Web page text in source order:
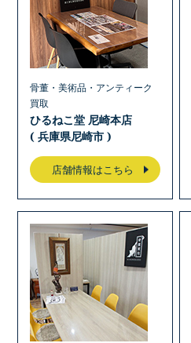
骨董・美術品・アンティーク
買取
ひるねこ堂 尼崎本店
( 兵庫県尼崎市 )
店舗情報はこちら